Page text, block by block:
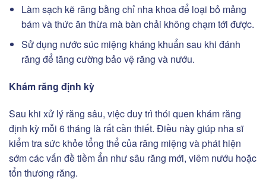
Làm sạch kẽ răng bằng chỉ nha khoa để loại bỏ mảng
bám và thức ăn thừa mà bàn chải không chạm tới được.
Sử dụng nước súc miệng kháng khuẩn sau khi đánh
răng để tăng cường bảo vệ răng và nướu.
Khám răng định kỳ
Sau khi xử lý răng sâu, việc duy trì thói quen khám răng
định kỳ mỗi 6 tháng là rất cần thiết. Điều này giúp nha sĩ
kiểm tra sức khỏe tổng thể của răng miệng và phát hiện
sớm các vấn đề tiềm ẩn như sâu răng mới, viêm nướu hoặc
tổn thương răng.